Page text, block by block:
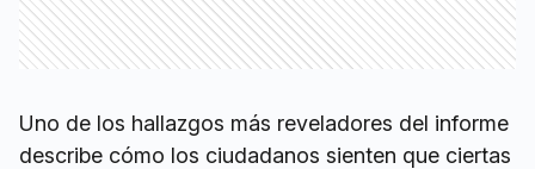
Uno de los hallazgos más reveladores del informe
describe cómo los ciudadanos sienten que ciertas